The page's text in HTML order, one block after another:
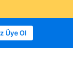
Üye Ol